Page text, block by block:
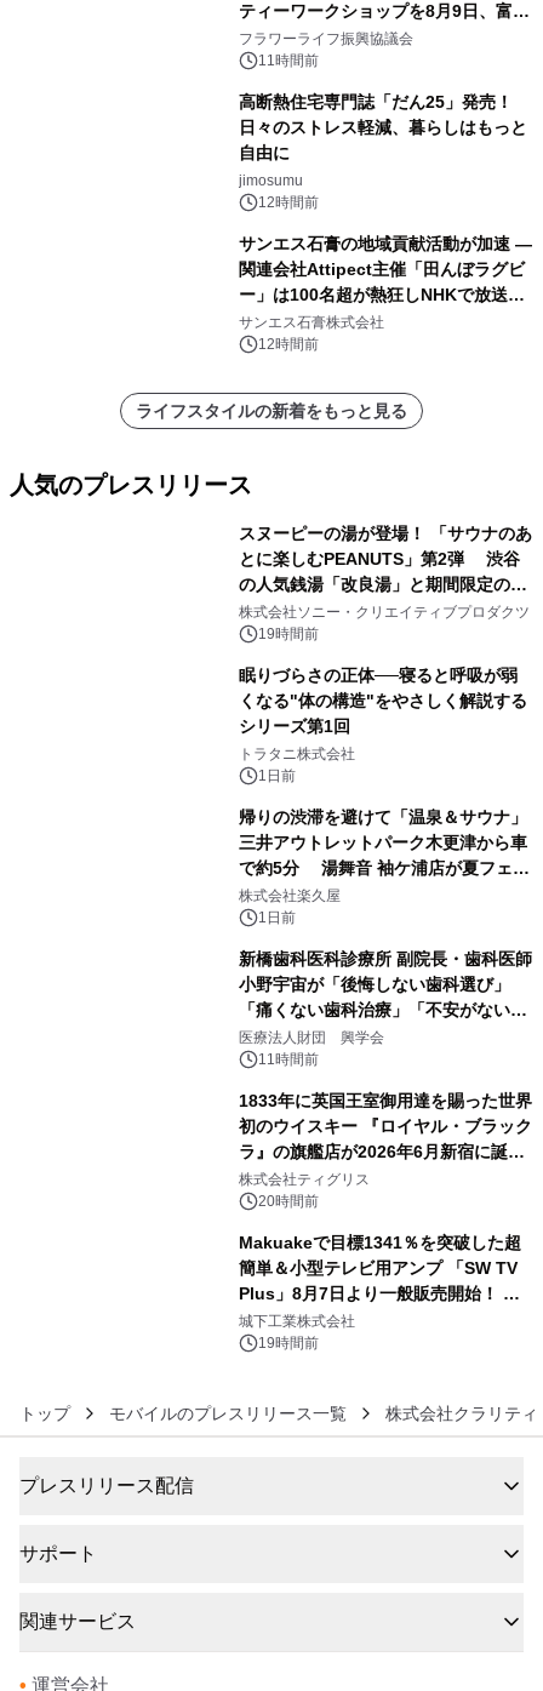
ティーワークショップを8月9日、富
山・射水で開催
フラワーライフ振興協議会
11時間前
高断熱住宅専門誌「だん25」発売！
日々のストレス軽減、暮らしはもっと
自由に
jimosumu
12時間前
サンエス石膏の地域貢献活動が加速 ―
関連会社Attipect主催「田んぼラグビ
ー」は100名超が熱狂しNHKで放送さ
れました。
サンエス石膏株式会社
12時間前
ライフスタイルの新着をもっと見る
人気のプレスリリース
スヌーピーの湯が登場！ 「サウナのあ
とに楽しむPEANUTS」第2弾 渋谷
の人気銭湯「改良湯」と期間限定のコ
ラボレーション サウナイキタイコラ
ボグッズも発売決定！
株式会社ソニー・クリエイティブプロダクツ
19時間前
眠りづらさの正体──寝ると呼吸が弱
くなる"体の構造"をやさしく解説する
シリーズ第1回
トラタニ株式会社
1日前
帰りの渋滞を避けて「温泉＆サウナ」
三井アウトレットパーク木更津から車
で約5分 湯舞音 袖ケ浦店が夏フェア
メニューを提供
株式会社楽久屋
1日前
新橋歯科医科診療所 副院長・歯科医師
小野宇宙が「後悔しない歯科選び」
「痛くない歯科治療」「不安がない治
療計画」をテーマに専門監修
医療法人財団 興学会
11時間前
1833年に英国王室御用達を賜った世界
初のウイスキー 『ロイヤル・ブラック
ラ』の旗艦店が2026年6月新宿に誕
生 バカルディ ジャパンと連携した
没入型バー「BAR Arca」
株式会社ティグリス
20時間前
Makuakeで目標1341％を突破した超
簡単＆小型テレビ用アンプ 「SW TV
Plus」8月7日より一般販売開始！ ケ
ーブル1本つなぐだけ、テレビの音が
ぐっと豊かに
城下工業株式会社
19時間前
トップ モバイルのプレスリリース一覧 株式会社クラリテ
プレスリリース配信
サポート
関連サービス
• 運営会社